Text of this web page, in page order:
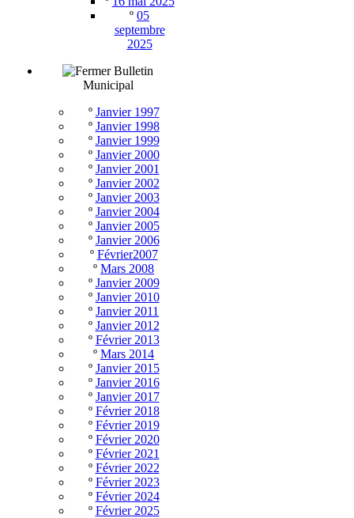
º 05
septembre
2025
Bulletin
Municipal
º Janvier 1997
º Janvier 1998
º Janvier 1999
º Janvier 2000
º Janvier 2001
º Janvier 2002
º Janvier 2003
º Janvier 2004
º Janvier 2005
º Janvier 2006
º Février2007
º Mars 2008
º Janvier 2009
º Janvier 2010
º Janvier 2011
º Janvier 2012
º Février 2013
º Mars 2014
º Janvier 2015
º Janvier 2016
º Janvier 2017
º Février 2018
º Février 2019
º Février 2020
º Février 2021
º Février 2022
º Février 2023
º Février 2024
º Février 2025